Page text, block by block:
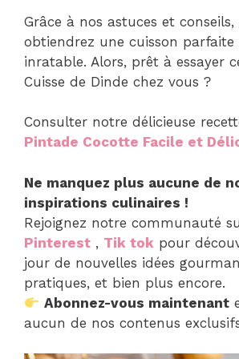
Grâce à nos astuces et conseils,
obtiendrez une cuisson parfaite
inratable. Alors, prêt à essayer
Cuisse de Dinde chez vous ?
Consulter notre délicieuse
Pintade Cocotte Facile et
Ne manquez plus aucune de
inspirations culinaires !
Rejoignez notre communauté
Pinterest , Tik tok pour
jour de nouvelles idées
pratiques, et bien plus encore.
Abonnez-vous maintenant
aucun de nos contenus